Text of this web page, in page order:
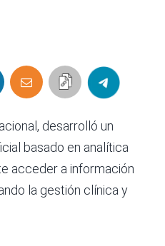
desarrolló un
basado en analítica
acceder a información
la gestión clínica y